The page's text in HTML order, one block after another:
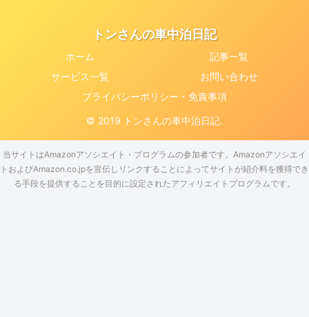
トンさんの車中泊日記
ホーム
記事一覧
サービス一覧
お問い合わせ
プライバシーポリシー・免責事項
© 2019 トンさんの車中泊日記.
当サイトはAmazonアソシエイト・プログラムの参加者です。Amazonアソシエイ
トおよびAmazon.co.jpを宣伝しリンクすることによってサイトが紹介料を獲得でき
る手段を提供することを目的に設定されたアフィリエイトプログラムです。